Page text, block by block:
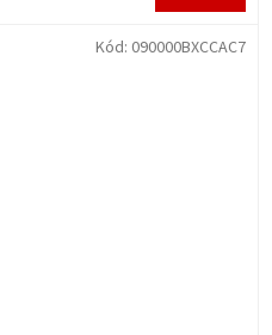
Kód: 090000BXCCAC7